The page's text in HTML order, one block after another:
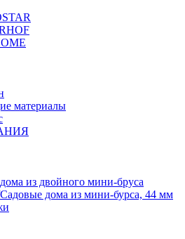
материалы
из двойного мини-бруса
дома из мини-бурса, 44 мм